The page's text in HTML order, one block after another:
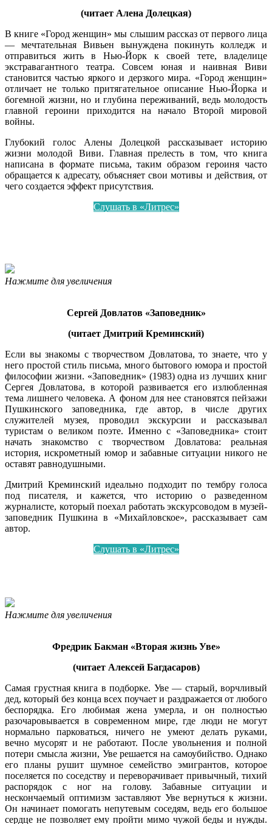
(читает Алена Долецкая)
В книге «Город женщин» мы слышим рассказ от первого лица
— мечтательная Вивьен вынуждена покинуть колледж и
отправиться жить в Нью-Йорк к своей тете, владелице
экстравагантного театра. Совсем юная и наивная Виви
становится частью яркого и дерзкого мира. «Город женщин»
отличает не только притягательное описание Нью-Йорка и
богемной жизни, но и глубина переживаний, ведь молодость
главной героини приходится на начало Второй мировой
войны.
Глубокий голос Алены Долецкой рассказывает историю
жизни молодой Виви. Главная прелесть в том, что книга
написана в формате письма, таким образом героиня часто
обращается к адресату, объясняет свои мотивы и действия, от
чего создается эффект присутствия.
Слушать в «Литрес»
Нажмите для увеличения
Сергей Довлатов «Заповедник»
(читает Дмитрий Креминский)
Если вы знакомы с творчеством Довлатова, то знаете, что у
него простой стиль письма, много бытового юмора и простой
философии жизни. «Заповедник» (1983) одна из лучших книг
Сергея Довлатова, в которой развивается его излюбленная
тема лишнего человека. А фоном для нее становятся пейзажи
Пушкинского заповедника, где автор, в числе других
служителей музея, проводил экскурсии и рассказывал
туристам о великом поэте. Именно с «Заповедника» стоит
начать знакомство с творчеством Довлатова: реальная
история, искрометный юмор и забавные ситуации никого не
оставят равнодушными.
Дмитрий Креминский идеально подходит по тембру голоса
под писателя, и кажется, что историю о разведенном
журналисте, который поехал работать экскурсоводом в музей-
заповедник Пушкина в «Михайловское», рассказывает сам
автор.
Слушать в «Литрес»
Нажмите для увеличения
Фредрик Бакман «Вторая жизнь Уве»
(читает Алексей Багдасаров)
Самая грустная книга в подборке. Уве — старый, ворчливый
дед, который без конца всех поучает и раздражается от любого
беспорядка. Его любимая жена умерла, и он полностью
разочаровывается в современном мире, где люди не могут
нормально парковаться, ничего не умеют делать руками,
вечно мусорят и не работают. После увольнения и полной
потери смысла жизни, Уве решается на самоубийство. Однако
его планы рушит шумное семейство эмигрантов, которое
поселяется по соседству и переворачивает привычный, тихий
распорядок с ног на голову. Забавные ситуации и
нескончаемый оптимизм заставляют Уве вернуться к жизни.
Он начинает помогать непутевым соседям, ведь его большое
сердце не позволяет ему пройти мимо чужой беды и нужды.